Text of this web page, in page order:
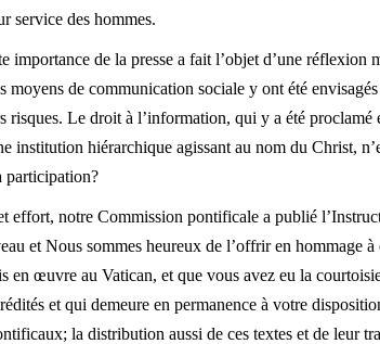
service des hommes.
importance de la presse a fait l’objet d’une
moyens de communication sociale y ont été
risques. Le droit à l’information, qui y a été
institution hiérarchique agissant au nom du Christ,
participation?
effort, notre Commission pontificale a publié
et Nous sommes heureux de l’offrir en hommage
en œuvre au Vatican, et que vous avez eu la
et qui demeure en permanence à votre
la distribution aussi de ces textes et de leur